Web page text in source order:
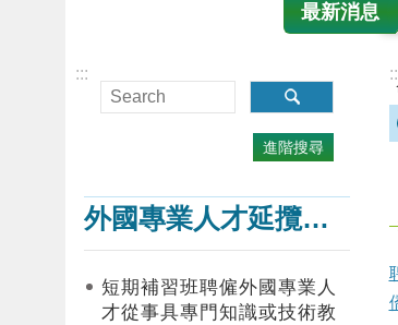
最新消息
:::
進階搜尋
外國專業人才延攬及僱用
短期補習班聘僱外國專業人
才從事具專門知識或技術教